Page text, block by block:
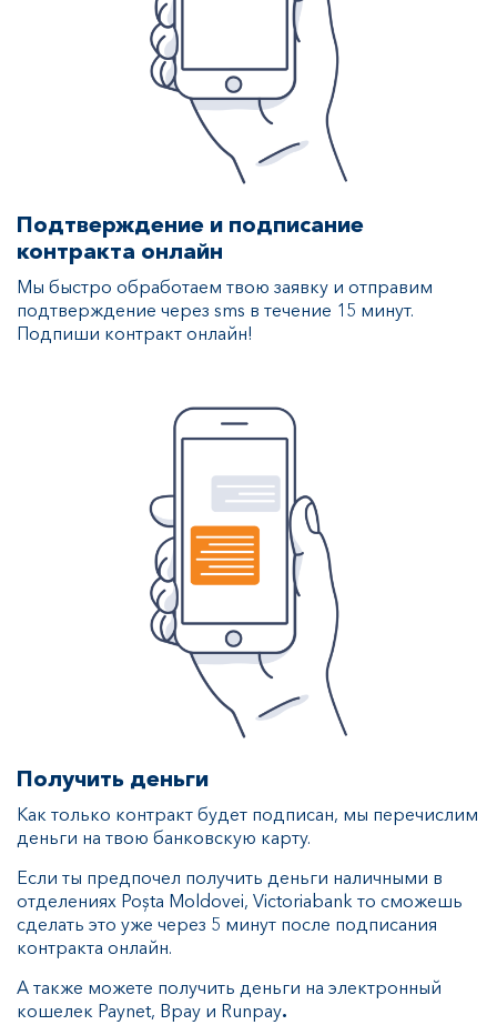
Подтверждение и подписание
контракта онлайн
Мы быстро обработаем твою заявку и отправим
подтверждение через sms в течение 15 минут.
Подпиши контракт онлайн!
Получить деньги
Как только контракт будет подписан, мы перечислим
деньги на твою банковскую карту.
Если ты предпочел получить деньги наличными в
отделениях Poșta Moldovei, Victoriabank то сможешь
сделать это уже через 5 минут после подписания
контракта онлайн.
А также можете получить деньги на электронный
кошелек Paynet, Bpay и Runpay.